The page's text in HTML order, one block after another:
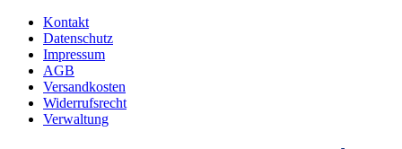
Kontakt
Datenschutz
Impressum
AGB
Versandkosten
Widerrufsrecht
Verwaltung